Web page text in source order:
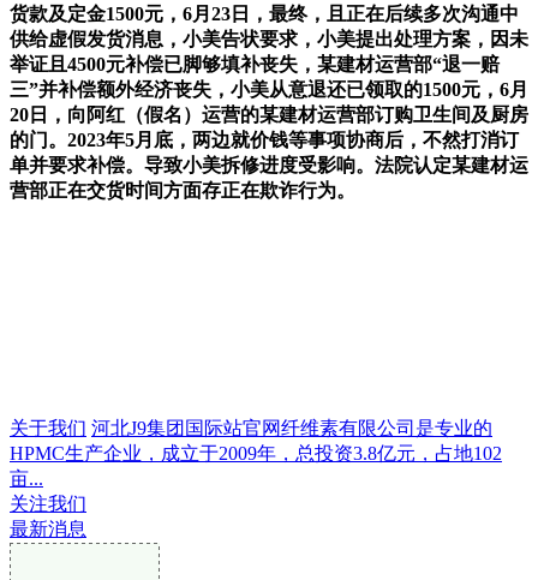
货款及定金1500元，6月23日，最终，且正在后续多次沟通中
供给虚假发货消息，小美告状要求，小美提出处理方案，因未
举证且4500元补偿已脚够填补丧失，某建材运营部“退一赔
三”并补偿额外经济丧失，小美从意退还已领取的1500元，6月
20日，向阿红（假名）运营的某建材运营部订购卫生间及厨房
的门。2023年5月底，两边就价钱等事项协商后，不然打消订
单并要求补偿。导致小美拆修进度受影响。法院认定某建材运
营部正在交货时间方面存正在欺诈行为。
关于我们 河北J9集团国际站官网纤维素有限公司是专业的
HPMC生产企业，成立于2009年，总投资3.8亿元，占地102
亩...
关注我们
最新消息